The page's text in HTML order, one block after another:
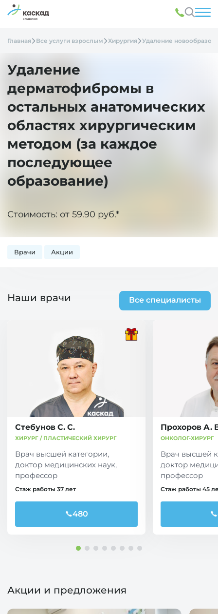
Главная Все услуги взрослым Хирургия Удаление
Удаление
дерматофибромы в
остальных анатомических
областях хирургическим
методом (за каждое
последующее
образование)
Стоимость: от 59.90 руб.*
Врачи Акции
Наши врачи Все специалисты
Стебунов С. С.
ХИРУРГ / ПЛАСТИЧЕСКИЙ ХИРУРГ
Врач высшей категории,
доктор медицинских наук,
профессор
Стаж работы 37 лет
480
Прохоров А.
ОНКОЛОГ-ХИРУРГ
Врач высшей
доктор
профессор
Стаж работы 45
Акции и предложения